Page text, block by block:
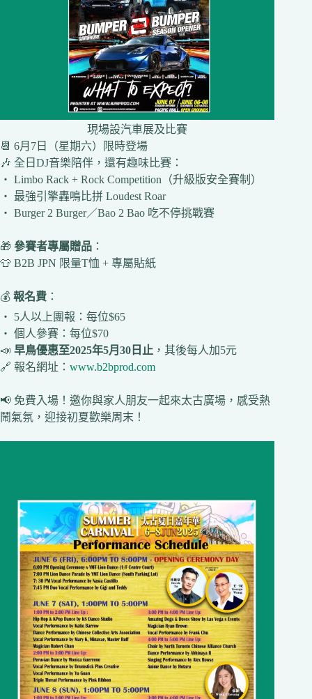
現場設汽車展及比賽
📆 6月7日（星期六）限時登場
🎶 全日DJ音樂陪伴，還有趣味比賽：
‧ Limbo Rack + Rock Competition（升級版安全賽制）
‧ 最強引擎轟鳴比拼 Loudest Roar
‧ Burger 2 Burger／Bao 2 Bao 吃不停挑戰賽
🎁 參賽者專屬贈品 ：
👕 B2B JPN 限量T恤 + 專屬貼紙
💰 報名費 ：
‧ 5人以上團報：每位$65
‧ 個人參賽：每位$70
📣 早鳥優惠至2025年5月30日止 ，其後每人加5元
🔗 報名網址： www.b2bprod.com
📢 免費入場！邀你與家人朋友一起來太古廣場，感受熱
鬧氣氛，迎接初夏歡樂周末！